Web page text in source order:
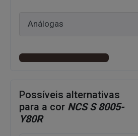
Possíveis alternativas
para a cor NCS S 8005-
Y80R